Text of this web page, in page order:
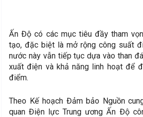
Ấn Độ có các mục tiêu đầy tham
tạo, đặc biệt là mở rộng công suất
nước này vẫn tiếp tục dựa vào than
xuất điện và khả năng linh hoạt để
điểm.
Theo Kế hoạch Đảm bảo Nguồn
quan Điện lực Trung ương Ấn Độ